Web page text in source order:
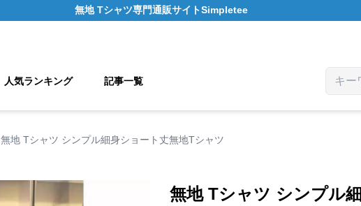
無地 Tシャツ専門通販サイトSimpletee
人気ランキング 記事一覧
無地 Tシャツ シンプル細身ショート丈無地Tシャツ
無地 Tシャツ シンプル